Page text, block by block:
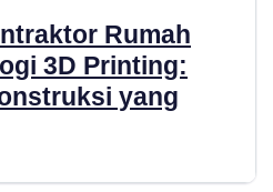
Rumah
3D Printing:
yang